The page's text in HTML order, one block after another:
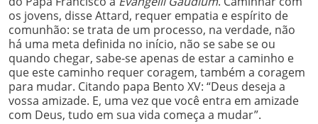
os jovens, disse Attard, requer empatia e espírito de
comunhão: se trata de um processo, na verdade, não
há uma meta definida no início, não se sabe se ou
quando chegar, sabe-se apenas de estar a caminho e
que este caminho requer coragem, também a coragem
para mudar. Citando papa Bento XV: “Deus deseja a
vossa amizade. E, uma vez que você entra em amizade
com Deus, tudo em sua vida começa a mudar”.